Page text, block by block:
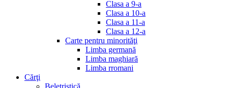
Clasa a 9-a
Clasa a 10-a
Clasa a 11-a
Clasa a 12-a
Carte pentru minorităţi
Limba germană
Limba maghiară
Limba rromani
Cărţi
Beletristică